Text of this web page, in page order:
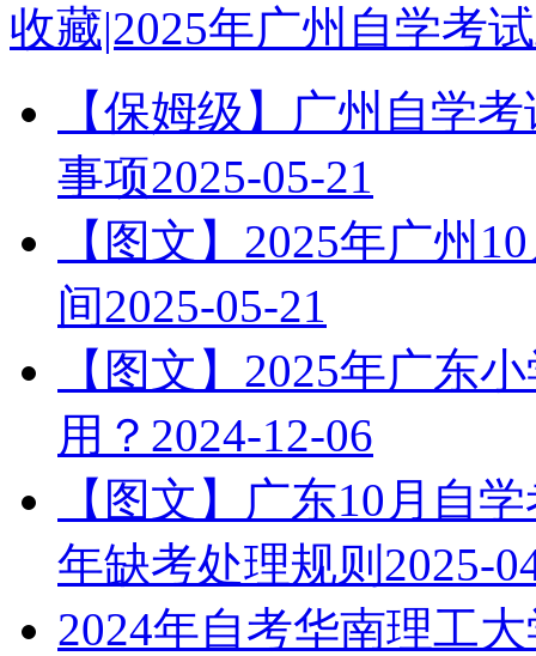
收藏|2025年广州自学考
【保姆级】广州自学
事项2025-05-21
【图文】2025年广州
间2025-05-21
【图文】2025年广东
用？ 2024-12-06
【图文】广东10月自
年缺考处理规则 2025-
2024年自考华南理工